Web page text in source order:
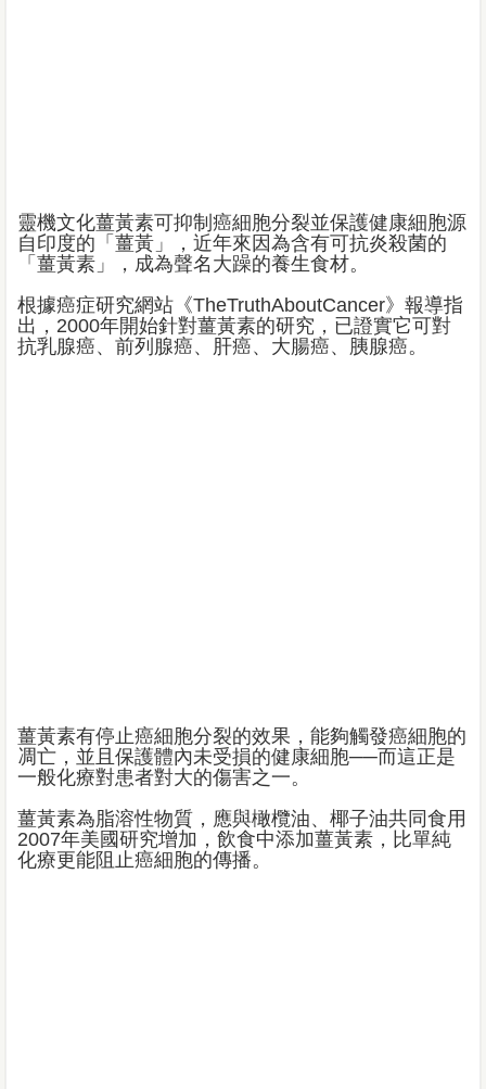
靈機文化薑黃素可抑制癌細胞分裂並保護健康細胞源
自印度的「薑黃」，近年來因為含有可抗炎殺菌的
「薑黃素」，成為聲名大躁的養生食材。
根據癌症研究網站《TheTruthAboutCancer》報導指
出，2000年開始針對薑黃素的研究，已證實它可對
抗乳腺癌、前列腺癌、肝癌、大腸癌、胰腺癌。
薑黃素有停止癌細胞分裂的效果，能夠觸發癌細胞的
凋亡，並且保護體內未受損的健康細胞──而這正是
一般化療對患者對大的傷害之一。
薑黃素為脂溶性物質，應與橄欖油、椰子油共同食用
2007年美國研究增加，飲食中添加薑黃素，比單純
化療更能阻止癌細胞的傳播。